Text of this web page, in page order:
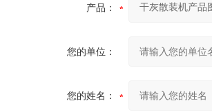
产品：
您的单位：
您的姓名：